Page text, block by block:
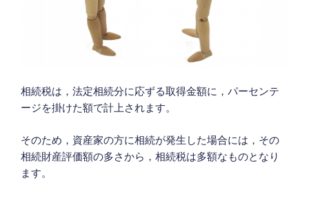
相続税は，法定相続分に応ずる取得金額に，パーセンテ
ージを掛けた額で計上されます。
そのため，資産家の方に相続が発生した場合には，その
相続財産評価額の多さから，相続税は多額なものとなり
ます。